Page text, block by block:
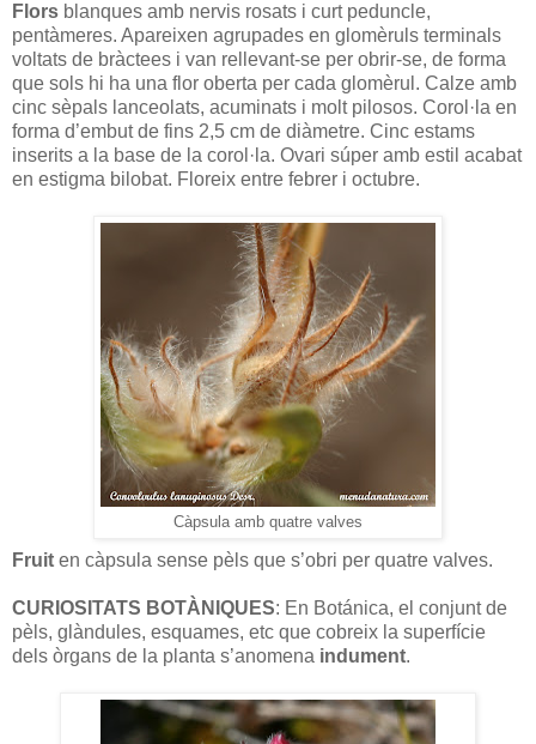
Flors blanques amb nervis rosats i curt peduncle,
pentàmeres. Apareixen agrupades en glomèruls terminals
voltats de bràctees i van rellevant-se per obrir-se, de forma
que sols hi ha una flor oberta per cada glomèrul. Calze amb
cinc sèpals lanceolats, acuminats i molt pilosos. Corol·la en
forma d’embut de fins 2,5 cm de diàmetre. Cinc estams
inserits a la base de la corol·la. Ovari súper amb estil acabat
en estigma bilobat. Floreix entre febrer i octubre.
Càpsula amb quatre valves
Fruit en càpsula sense pèls que s’obri per quatre valves.
CURIOSITATS BOTÀNIQUES: En Botánica, el conjunt de
pèls, glàndules, esquames, etc que cobreix la superfície
dels òrgans de la planta s’anomena indument.